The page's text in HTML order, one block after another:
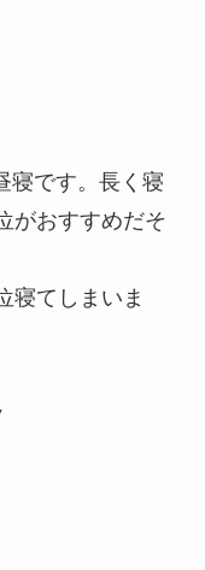
寝です。長く寝
がおすすめだそ
寝てしまいま